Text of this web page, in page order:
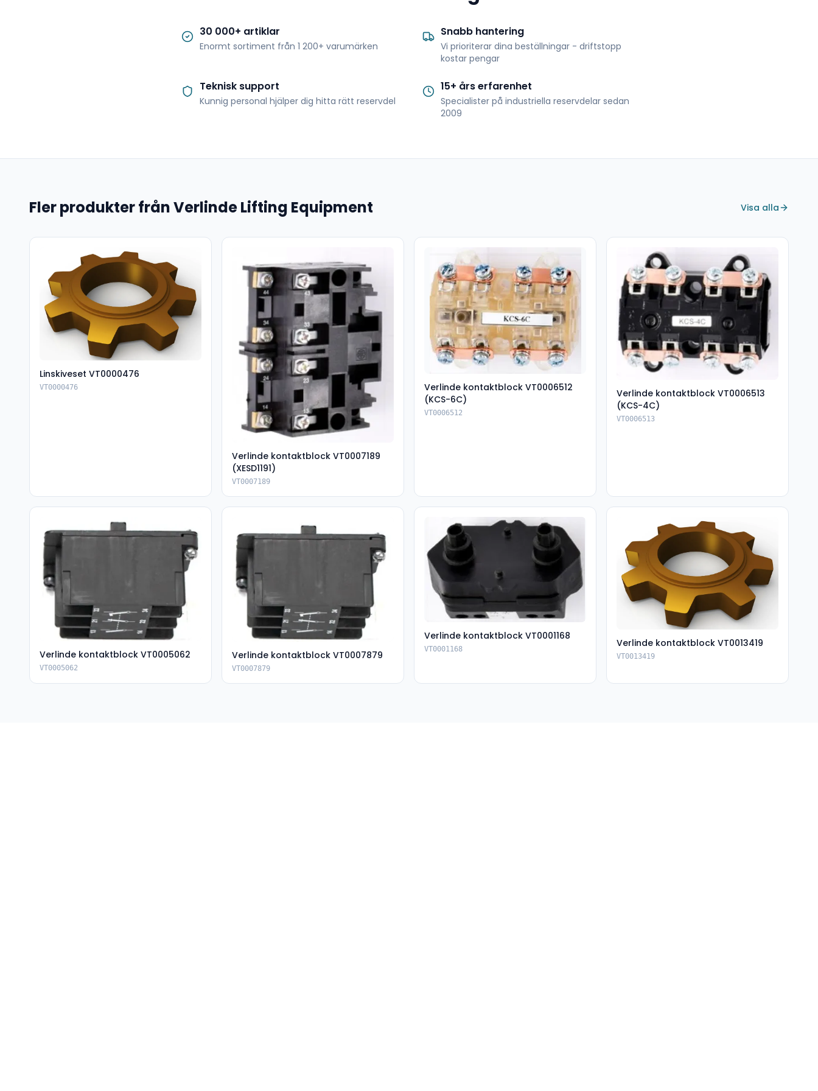
30 000+ artiklar
Enormt sortiment från 1 200+ varumärken
Snabb hantering
Vi prioriterar dina beställningar - driftstopp
kostar pengar
Teknisk support
Kunnig personal hjälper dig hitta rätt reservdel
15+ års erfarenhet
Specialister på industriella reservdelar sedan
2009
Fler produkter från Verlinde Lifting Equipment Visa alla
Linskiveset VT0000476
VT0000476
Verlinde kontaktblock VT0007189
(XESD1191)
VT0007189
Verlinde kontaktblock VT0006512
(KCS-6C)
VT0006512
Verlinde kontaktblock VT0006513
(KCS-4C)
VT0006513
Verlinde kontaktblock VT0005062
VT0005062
Verlinde kontaktblock VT0007879
VT0007879
Verlinde kontaktblock VT0001168
VT0001168 Verlinde kontaktblock VT0013419
VT0013419